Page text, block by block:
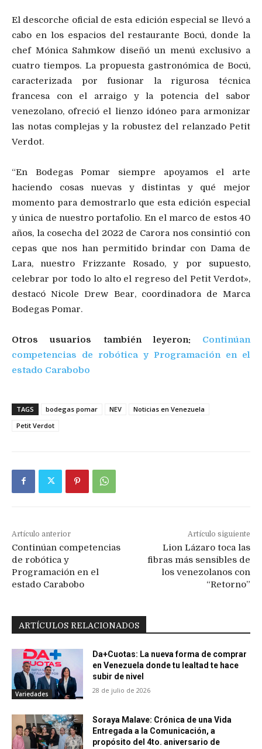
El descorche oficial de esta edición especial se llevó a
cabo en los espacios del restaurante Bocú, donde la
chef Mónica Sahmkow diseñó un menú exclusivo a
cuatro tiempos. La propuesta gastronómica de Bocú,
caracterizada por fusionar la rigurosa técnica
francesa con el arraigo y la potencia del sabor
venezolano, ofreció el lienzo idóneo para armonizar
las notas complejas y la robustez del relanzado Petit
Verdot.
“En Bodegas Pomar siempre apoyamos el arte
haciendo cosas nuevas y distintas y qué mejor
momento para demostrarlo que esta edición especial
y única de nuestro portafolio. En el marco de estos 40
años, la cosecha del 2022 de Carora nos consintió con
cepas que nos han permitido brindar con Dama de
Lara, nuestro Frizzante Rosado, y por supuesto,
celebrar por todo lo alto el regreso del Petit Verdot»,
destacó Nicole Drew Bear, coordinadora de Marca
Bodegas Pomar.
Otros usuarios también leyeron: Continúan
competencias de robótica y Programación en el
estado Carabobo
TAGS bodegas pomar NEV
Noticias en Venezuela
Petit Verdot
Artículo anterior
Continúan competencias
de robótica y
Programación en el
estado Carabobo
Artículo siguiente
Lion Lázaro toca las
fibras más sensibles de
los venezolanos con
“Retorno”
ARTÍCULOS RELACIONADOS
Variedades
Da+Cuotas: La nueva forma de comprar
en Venezuela donde tu lealtad te hace
subir de nivel
28 de julio de 2026
Soraya Malave: Crónica de una Vida
Entregada a la Comunicación, a
propósito del 4to. aniversario de